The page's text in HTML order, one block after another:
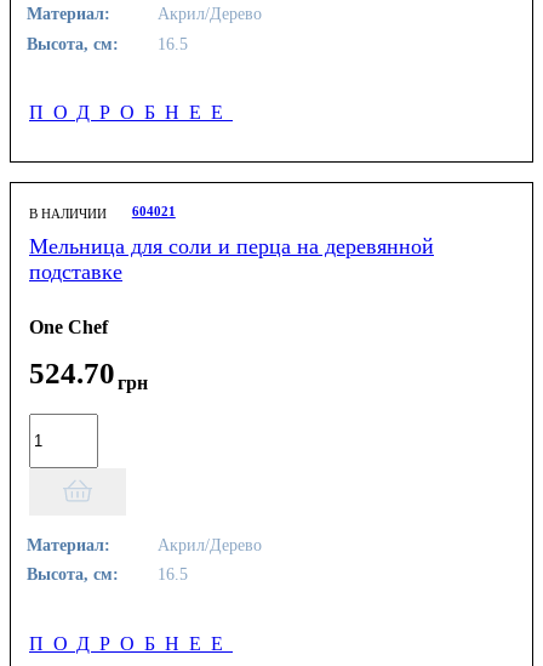
Материал:
Акрил/Дерево
Высота, см:
16.5
ПОДРОБНЕЕ
В НАЛИЧИИ 604021
Мельница для соли и перца на деревянной
подставке
One Chef
524.70грн
Материал:
Акрил/Дерево
Высота, см:
16.5
ПОДРОБНЕЕ